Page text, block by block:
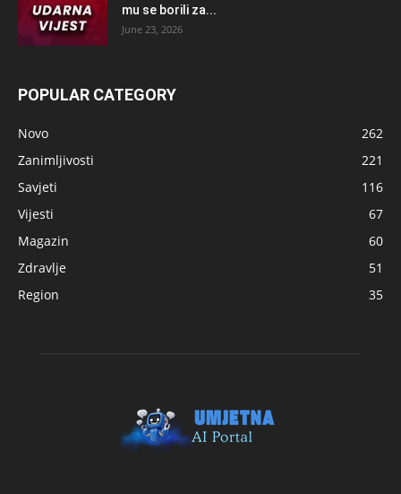
mu se borili za...
June 23, 2026
POPULAR CATEGORY
Novo
262
Zanimljivosti
221
Savjeti
116
Vijesti
67
Magazin
60
Zdravlje
51
Region
35